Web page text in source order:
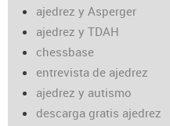
ajedrez y Asperger
ajedrez y TDAH
chessbase
entrevista de ajedrez
ajedrez y autismo
descarga gratis ajedrez